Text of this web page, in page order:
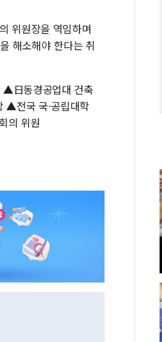
위원장을 역임하며
해소해야 한다는 취
日동경공업대 건축
▲전국 국·공립대학
의 위원